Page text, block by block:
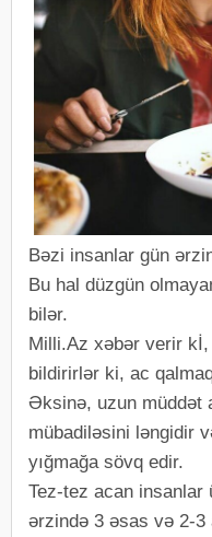
Bəzi insanlar gün
Bu hal düzgün
bilər.
Milli.Az xəbər verir
bildirirlər ki, ac
Əksinə, uzun müddət
mübadiləsini ləngidir
yığmağa sövq edir.
Tez-tez acan insanlar
ərzində 3 əsas və 2-